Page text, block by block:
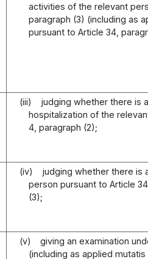
activities of the relevant
paragraph (3) (including as
pursuant to Article 34,
(iii)
judging whether there is
hospitalization of the
4, paragraph (2);
(iv)
judging whether there is
person pursuant to Article
(3);
(v)
giving an examination
(including as applied